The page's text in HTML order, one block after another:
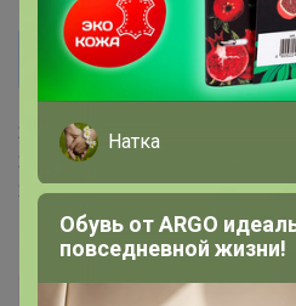
NOA71
Доброе утро, давно нет в продаже Гвальвадор Эль-
Чоколате. Может есть что-
24-ok.ru/purchase/494380/
24-ok.ru/purchase/494380/
24-ok.ru/purchase/494380/
‌Вот эти будут близки к нему )
Натка
Обувь от ARGO
повседневной жизни!